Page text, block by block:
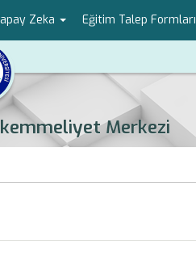
Zeka Eğitim Talep Formları
Merkezi